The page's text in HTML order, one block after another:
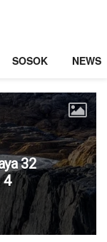
SOSOK NEWS
32
4